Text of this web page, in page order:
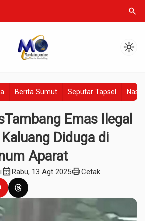
search
light_mode
Berita Sumut Seputar Tapsel
Emas Ilegal
Diduga di
Aparat
calendar_monthRabu, 13 Agt 2025printCetak